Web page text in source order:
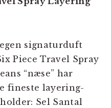
signaturduft
Piece Travel Spray
“næse” har
fineste layering-
Sel Santal